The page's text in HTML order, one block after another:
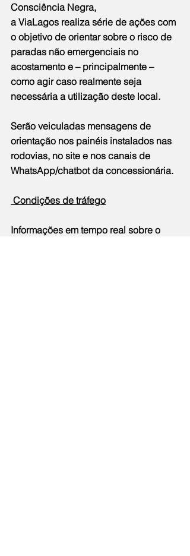
Consciência Negra,
a ViaLagos realiza série de ações com
o objetivo de orientar sobre o risco de
paradas não emergenciais no
acostamento e – principalmente –
como agir caso realmente seja
necessária a utilização deste local.
Serão veiculadas mensagens de
orientação nos painéis instalados nas
rodovias, no site e nos canais de
WhatsApp/chatbot da concessionária.
Condições de tráfego
Informações em tempo real sobre o